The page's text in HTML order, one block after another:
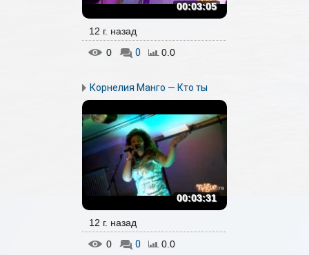
00:03:05
12 г. назад
0
0 0.0
Корнелия Манго — Кто ты
00:03:31
12 г. назад
0
0 0.0